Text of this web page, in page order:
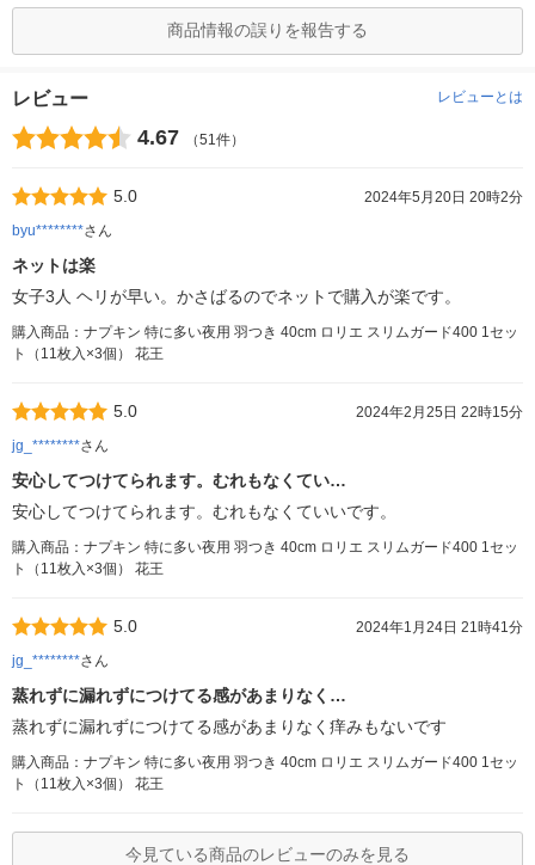
商品情報の誤りを報告する
レビュー レビューとは
4.67 （51件）
5.0
2024年5月20日 20時2分
byu********さん
ネットは楽
女子3人 ヘリが早い。かさばるのでネットで購入が楽です。
購入商品：ナプキン 特に多い夜用 羽つき 40cm ロリエ スリムガード400 1セッ
ト（11枚入×3個） 花王
5.0
2024年2月25日 22時15分
jg_********さん
安心してつけてられます。むれもなくてい…
安心してつけてられます。むれもなくていいです。
購入商品：ナプキン 特に多い夜用 羽つき 40cm ロリエ スリムガード400 1セッ
ト（11枚入×3個） 花王
5.0
2024年1月24日 21時41分
jg_********さん
蒸れずに漏れずにつけてる感があまりなく…
蒸れずに漏れずにつけてる感があまりなく痒みもないです
購入商品：ナプキン 特に多い夜用 羽つき 40cm ロリエ スリムガード400 1セッ
ト（11枚入×3個） 花王
今見ている商品のレビューのみを見る